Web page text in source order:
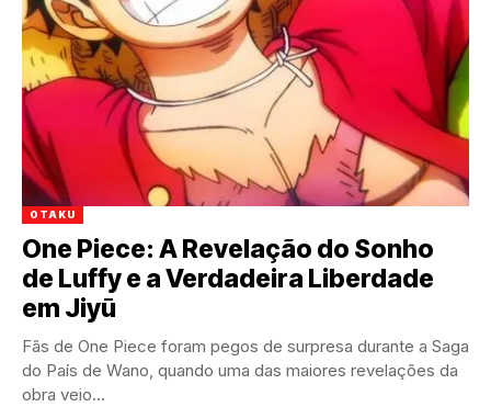
OTAKU
One Piece: A Revelação do Sonho
de Luffy e a Verdadeira Liberdade
em Jiyū
Fãs de One Piece foram pegos de surpresa durante a Saga
do País de Wano, quando uma das maiores revelações da
obra veio...